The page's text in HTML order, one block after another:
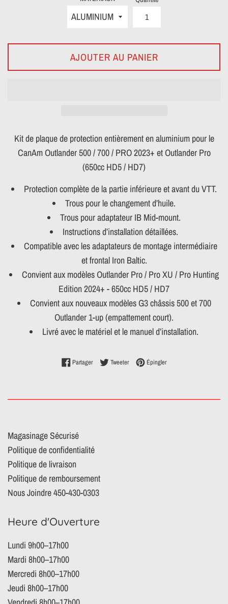
AJOUTER AU PANIER
Kit de plaque de protection entièrement en aluminium pour le
CanAm Outlander 500 / 700 / PRO 2023+ et Outlander Pro
(650cc HD5 / HD7)
Protection complète de la partie inférieure et avant du VTT.
Trous pour le changement d’huile.
Trous pour adaptateur IB Mid-mount.
Instructions d’installation détaillées.
Compatible avec les adaptateurs de montage intermédiaire
et frontal Iron Baltic.
Convient aux modèles Outlander Pro / Pro XU / Pro Hunting
Edition 2024+ - 650cc HD5 / HD7
Convient aux nouveaux modèles G3 châssis 500 et 700
Outlander 1-up (empattement court).
Livré avec le matériel et le manuel d’installation.
PartagerPartager sur Facebook
TweeterTweeter sur Twitter
ÉpinglerÉpingler sur Pinterest
Magasinage Sécurisé
Politique de confidentialité
Politique de livraison
Politique de remboursement
Nous Joindre 450-430-0303
Heure d'Ouverture
Lundi 9h00–17h00
Mardi 8h00–17h00
Mercredi 8h00–17h00
Jeudi 8h00–17h00